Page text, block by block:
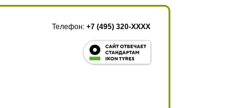
Телефон: +7 (495) 320-XXXX